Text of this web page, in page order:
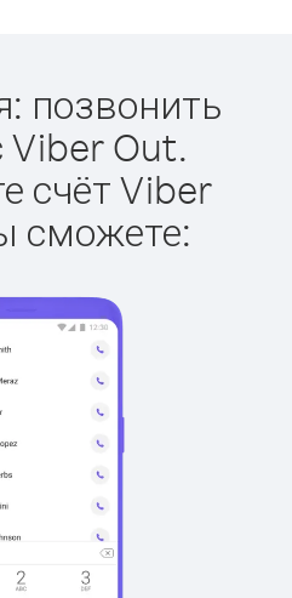
позвонить
Viber Out.
счёт Viber
сможете: